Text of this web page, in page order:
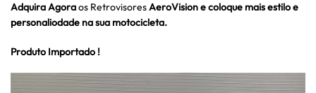
Adquira Agoraos RetrovisoresAeroVision e coloque mais estilo e
personaliodade na sua motocicleta.
Produto Importado !